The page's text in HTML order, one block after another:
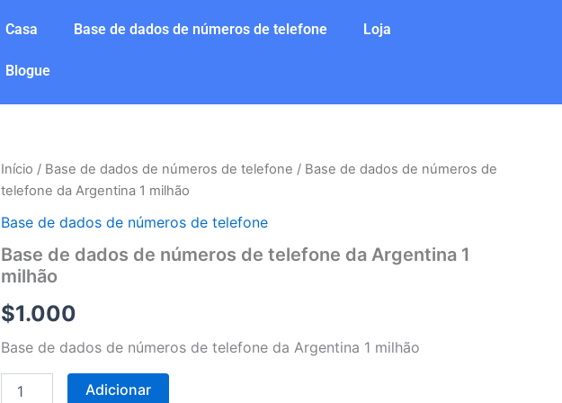
Casa Base de dados de números de telefone Loja
Blogue
Início / Base de dados de números de telefone / Base de dados de números de
telefone da Argentina 1 milhão
Base de dados de números de telefone
Base de dados de números de telefone da Argentina 1
milhão
$1.000
Base de dados de números de telefone da Argentina 1 milhão
Quantidade
de
de
de
números
telefone
da
Argentina
Adicionar